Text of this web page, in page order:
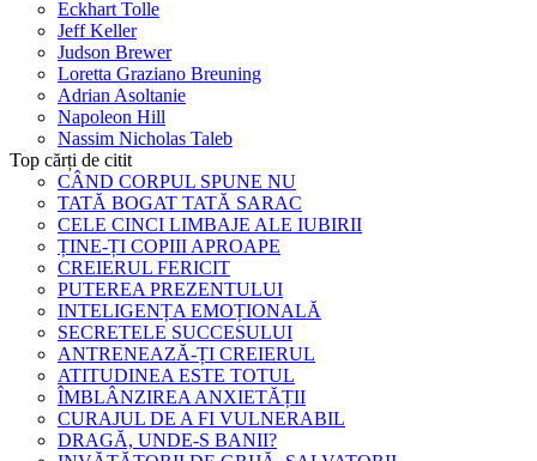
Eckhart Tolle
Jeff Keller
Judson Brewer
Loretta Graziano Breuning
Adrian Asoltanie
Napoleon Hill
Nassim Nicholas Taleb
Top cărți de citit
CÂND CORPUL SPUNE NU
TATĂ BOGAT TATĂ SARAC
CELE CINCI LIMBAJE ALE IUBIRII
ȚINE-ȚI COPIII APROAPE
CREIERUL FERICIT
PUTEREA PREZENTULUI
INTELIGENȚA EMOȚIONALĂ
SECRETELE SUCCESULUI
ANTRENEAZĂ-ȚI CREIERUL
ATITUDINEA ESTE TOTUL
ÎMBLÂNZIREA ANXIETĂȚII
CURAJUL DE A FI VULNERABIL
DRAGĂ, UNDE-S BANII?